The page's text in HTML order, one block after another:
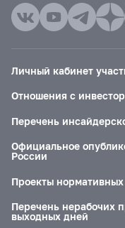
Личный кабинет
Отношения с
Перечень
Официальное
России
Проекты
Перечень нерабочих
выходных дней